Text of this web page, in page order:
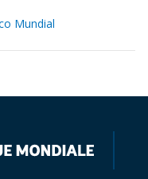
Mundial